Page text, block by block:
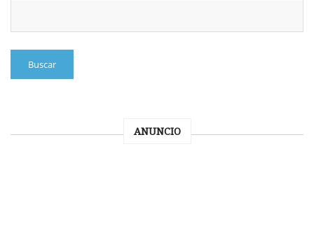
Buscar
ANUNCIO